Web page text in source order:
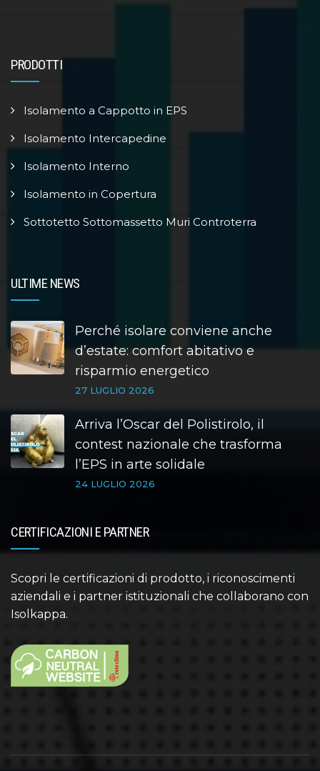
PRODOTTI
Isolamento a Cappotto in EPS
Isolamento Intercapedine
Isolamento Interno
Isolamento in Copertura
Sottotetto Sottomassetto Muri Controterra
ULTIME NEWS
Perché isolare conviene anche
d’estate: comfort abitativo e
risparmio energetico
27 LUGLIO 2026
Arriva l’Oscar del Polistirolo, il
contest nazionale che trasforma
l’EPS in arte solidale
24 LUGLIO 2026
CERTIFICAZIONI E PARTNER
Scopri le certificazioni di prodotto, i riconoscimenti
aziendali e i partner istituzionali che collaborano con
Isolkappa.